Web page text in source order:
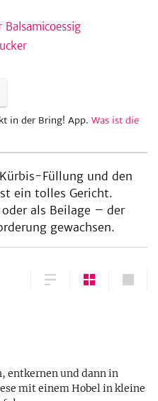
Balsamicoessig
in der Bring! App. Was ist die
Füllung und den
ein tolles Gericht.
als Beilage – der
gewachsen.
entkernen und dann in
mit einem Hobel in kleine